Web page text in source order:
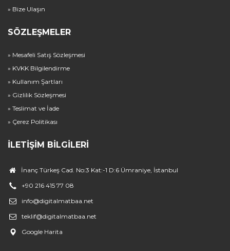
» Bize Ulaşın
SÖZLEŞMELER
» Mesafeli Satış Sözleşmesi
» KVKK Bilgilendirme
» Kullanım Şartları
» Gizlilik Sözleşmesi
» Teslimat ve İade
» Çerez Politikası
İLETIŞIM BILGILERI
İnanç Türkeş Cad. No:3 Kat:-1 D:6 Ümraniye, İstanbul
+90 216 415 77 08
info@digitalmatbaa.net
teklif@digitalmatbaa.net
Google Harita